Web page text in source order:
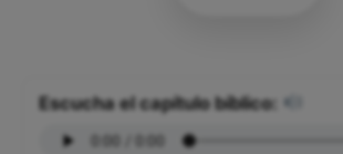
Escucha el capítulo bíblico: